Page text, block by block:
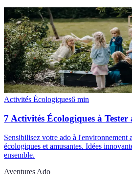
Activités Écologiques6 min
7 Activités Écologiques à Tester
Sensibilisez votre ado à l'environnement
écologiques et amusantes. Idées
ensemble.
Aventures Ado